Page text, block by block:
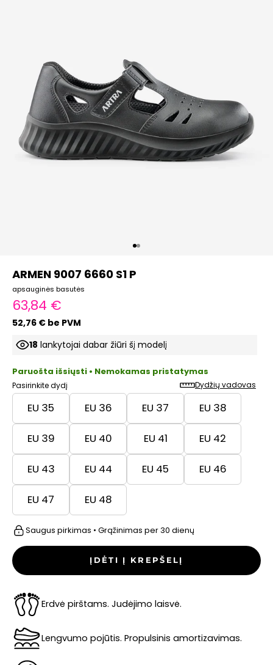
Eiti į elementą 1
Eiti į elementą 2
ARMEN 9007 6660 S1 P
apsauginės basutės
Pardavimo kaina
63,84 €
52,76 € be PVM
18 lankytojai dabar žiūri šį modelį
Paruošta išsiųsti • Nemokamas pristatymas
Pasirinkite dydį Dydžių vadovas
EU 35 EU 36 EU 37 EU 38
EU 39 EU 40 EU 41 EU 42
EU 43 EU 44 EU 45 EU 46
EU 47 EU 48
Saugus pirkimas • Grąžinimas per 30 dienų
ĮDĖTI Į KREPŠELĮ
Erdvė pirštams. Judėjimo laisvė.
Lengvumo pojūtis. Propulsinis amortizavimas.